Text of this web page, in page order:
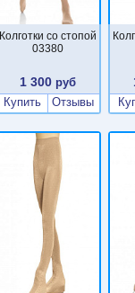
Колготки со стопой
03380
1 300руб
Купить
Отзывы